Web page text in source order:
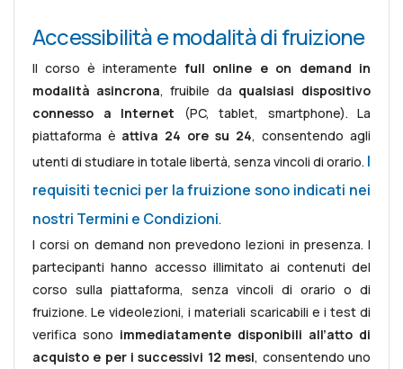
Accessibilità e modalità di fruizione
Il corso è interamente full online e on demand in
modalità asincrona, fruibile da qualsiasi dispositivo
connesso a Internet (PC, tablet, smartphone). La
piattaforma è attiva 24 ore su 24, consentendo agli
utenti di studiare in totale libertà, senza vincoli di orario. I
requisiti tecnici per la fruizione sono indicati nei
nostri Termini e Condizioni.
I corsi on demand non prevedono lezioni in presenza. I
partecipanti hanno accesso illimitato ai contenuti del
corso sulla piattaforma, senza vincoli di orario o di
fruizione. Le videolezioni, i materiali scaricabili e i test di
verifica sono immediatamente disponibili all’atto di
acquisto e per i successivi 12 mesi, consentendo uno